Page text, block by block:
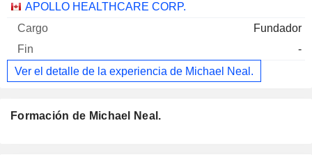
APOLLO HEALTHCARE CORP.
Fundador
-
Ver el detalle de la experiencia de Michael Neal.
Formación de Michael Neal.